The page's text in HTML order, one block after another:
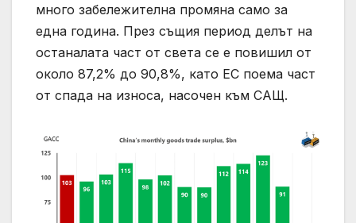
много забележителна промяна само за
една година. През същия период делът на
останалата част от света се е повишил от
около 87,2% до 90,8%, като ЕС поема част
от спада на износа, насочен към САЩ.